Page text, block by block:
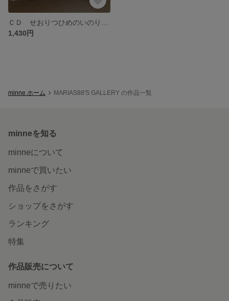
1,430円
minne ホーム MARIAS88'S GALLERY の作品一覧
minneを知る
minneについて
minneで買いたい
作品をさがす
ショップをさがす
ランキング
特集
作品販売について
minneで売りたい